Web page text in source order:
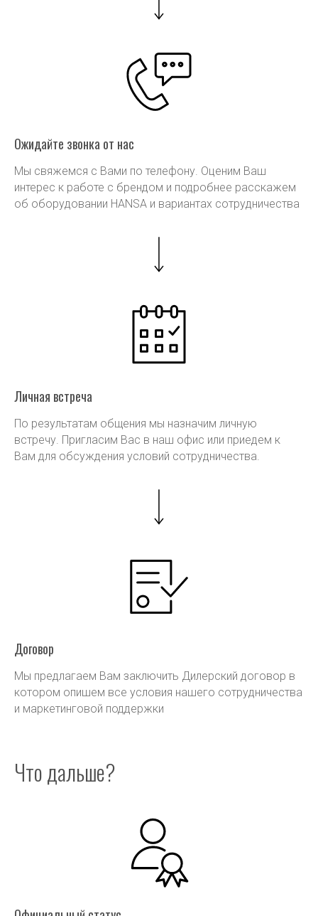
Ожидайте звонка от нас
Мы свяжемся с Вами по телефону. Оценим Ваш
интерес к работе с брендом и подробнее расскажем
об оборудовании HANSA и вариантах сотрудничества
Личная встреча
По результатам общения мы назначим личную
встречу. Пригласим Вас в наш офис или приедем к
Вам для обсуждения условий сотрудничества.
Договор
Мы предлагаем Вам заключить Дилерский договор в
котором опишем все условия нашего сотрудничества
и маркетинговой поддержки
Что дальше?